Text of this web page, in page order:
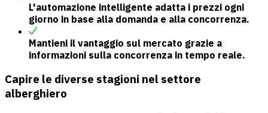
L'automazione intelligente adatta i prezzi ogni
giorno in base alla domanda e alla concorrenza.
Mantieni il vantaggio sul mercato grazie a
informazioni sulla concorrenza in tempo reale.
Capire le diverse stagioni nel settore
alberghiero